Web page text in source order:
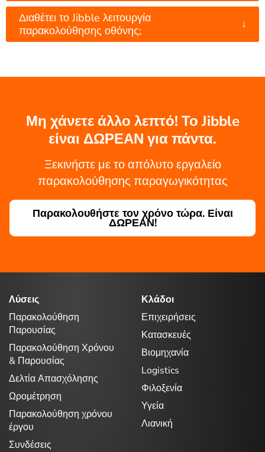
Διαθέτει το Jibble λειτουργία
παρακολούθησης οθόνης;
↓
Μη χάνετε άλλο λεπτό! Το Jibble
είναι ΔΩΡΕΑΝ για πάντα.
Ξεκινήστε με το απόλυτο εργαλείο
παρακολούθησης παραγωγικότητας
Παρακολουθήστε τον χρόνο τώρα. Είναι
ΔΩΡΕΑΝ!
Λύσεις
Παρακολούθηση
Παρουσίας
Παρακολούθηση Χρόνου
& Παρουσίας
Δελτία Απασχόλησης
Ωρομέτρηση
Παρακολούθηση χρόνου
έργου
Συνδέσεις
Κλάδοι
Επιχειρήσεις
Κατασκευές
Βιομηχανία
Logistics
Φιλοξενία
Υγεία
Λιανική